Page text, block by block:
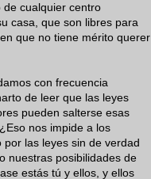
de cualquier centro
casa, que son libres para
que no tiene mérito querer
con frecuencia
de leer que las leyes
pueden salterse esas
nos impide a los
las leyes sin de verdad
nuestras posibilidades de
estás tú y ellos, y ellos